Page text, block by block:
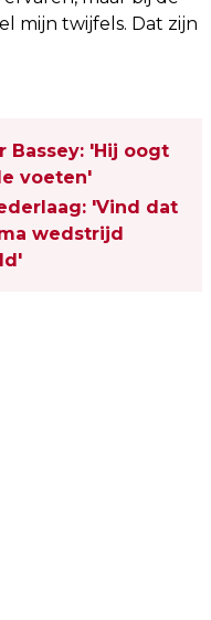
mijn twijfels. Dat zijn
Bassey: 'Hij oogt
voeten'
'Vind dat
wedstrijd